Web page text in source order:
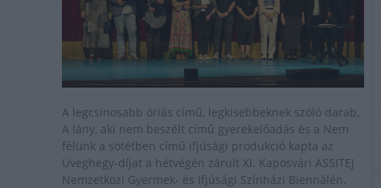
A legcsinosabb óriás című, legkisebbeknek szóló darab,
A lány, aki nem beszélt című gyerekelőadás és a Nem
félünk a sötétben című ifjúsági produkció kapta az
Üveghegy-díjat a hétvégén zárult XI. Kaposvári ASSITEJ
Nemzetközi Gyermek- és Ifjúsági Színházi Biennálén.